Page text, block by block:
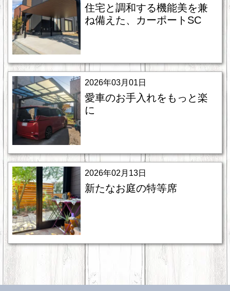
住宅と調和する機能美を兼
ね備えた、カーポートSC
2026年03月01日
愛車のお手入れをもっと楽
に
2026年02月13日
新たなお庭の特等席